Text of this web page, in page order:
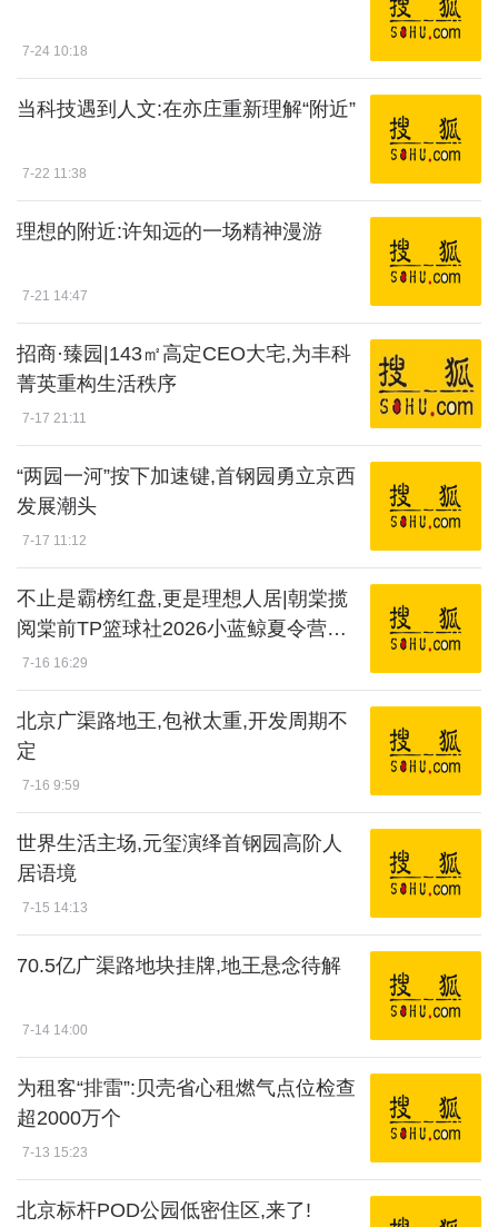
7-24 10:18
当科技遇到人文:在亦庄重新理解“附近”
7-22 11:38
理想的附近:许知远的一场精神漫游
7-21 14:47
招商·臻园|143㎡高定CEO大宅,为丰科
菁英重构生活秩序
7-17 21:11
“两园一河”按下加速键,首钢园勇立京西
发展潮头
7-17 11:12
不止是霸榜红盘,更是理想人居|朝棠揽
阅棠前TP篮球社2026小蓝鲸夏令营开
营啦
7-16 16:29
北京广渠路地王,包袱太重,开发周期不
定
7-16 9:59
世界生活主场,元玺演绎首钢园高阶人
居语境
7-15 14:13
70.5亿广渠路地块挂牌,地王悬念待解
7-14 14:00
为租客“排雷”:贝壳省心租燃气点位检查
超2000万个
7-13 15:23
北京标杆POD公园低密住区,来了!